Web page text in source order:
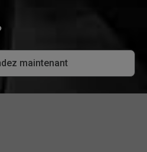
maintenant